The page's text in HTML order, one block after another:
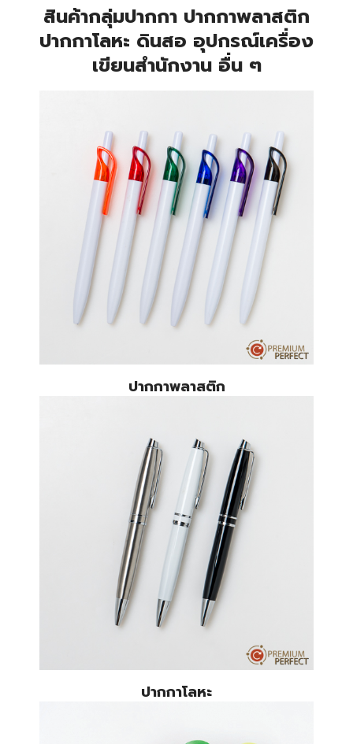
สินค้ากลุ่มปากกา ปากกาพลาสติก
ปากกาโลหะ ดินสอ อุปกรณ์เครื่อง
เขียนสำนักงาน อื่น ๆ
ปากกาพลาสติก
ปากกาโลหะ